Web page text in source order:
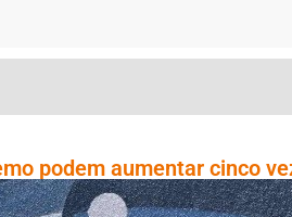
podem aumentar cinco